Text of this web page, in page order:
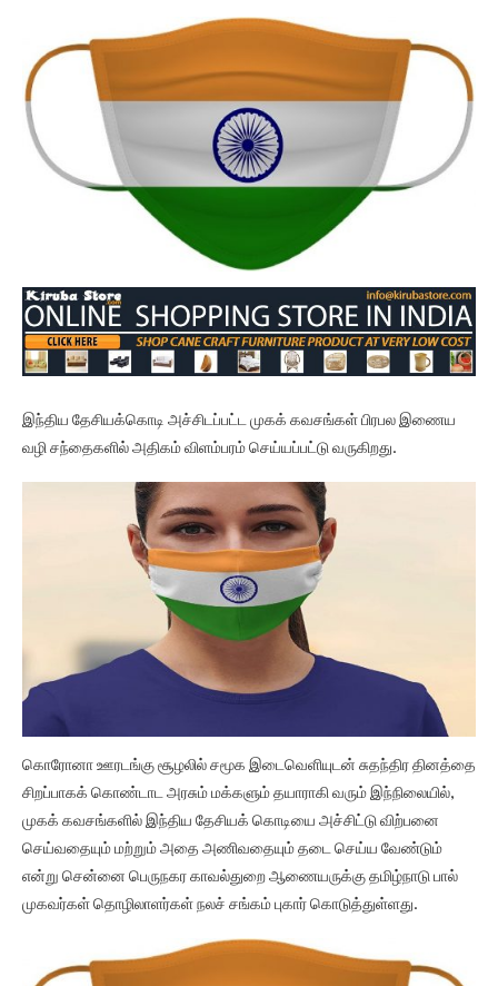
இந்திய தேசியக்கொடி அச்சிடப்பட்ட முகக் கவசங்கள் பிரபல இணைய
வழி சந்தைகளில் அதிகம் விளம்பரம் செய்யப்பட்டு வருகிறது.
கொரோனா ஊரடங்கு சூழலில் சமூக இடைவெளியுடன் சுதந்திர தினத்தை
சிறப்பாகக் கொண்டாட அரசும் மக்களும் தயாராகி வரும் இந்நிலையில்,
முகக் கவசங்களில் இந்திய தேசியக் கொடியை அச்சிட்டு விற்பனை
செய்வதையும் மற்றும் அதை அணிவதையும் தடை செய்ய வேண்டும்
என்று சென்னை பெருநகர காவல்துறை ஆணையருக்கு தமிழ்நாடு பால்
முகவர்கள் தொழிலாளர்கள் நலச் சங்கம் புகார் கொடுத்துள்ளது.